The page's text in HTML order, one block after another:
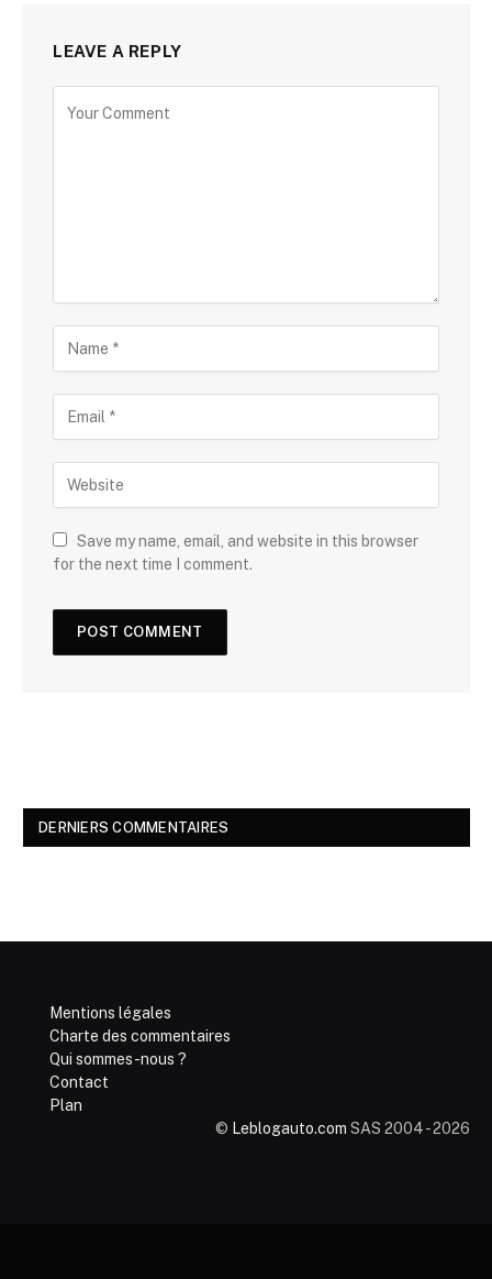
LEAVE A REPLY
Save my name, email, and website in this browser
for the next time I comment.
DERNIERS COMMENTAIRES
Mentions légales
Charte des commentaires
Qui sommes-nous ?
Contact
Plan
© Leblogauto.com SAS 2004 - 2026